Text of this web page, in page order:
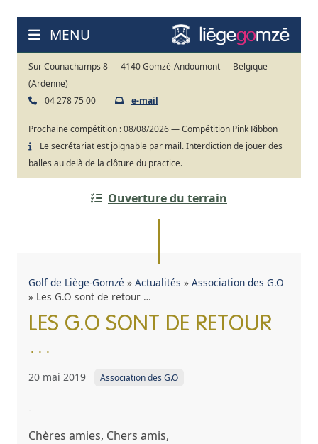
contenu
MENU
Sur Counachamps 8 — 4140 Gomzé-Andoumont — Belgique
(Ardenne)
04 278 75 00
e-mail
Prochaine compétition :08/08/2026 — Compétition Pink Ribbon
Le secrétariat est joignable par mail. Interdiction de jouer des
balles au delà de la clôture du practice.
Ouverture du terrain
Golf de Liège-Gomzé » Actualités » Association des G.O
» Les G.O sont de retour …
LES G.O SONT DE RETOUR
…
20 mai 2019 Association des G.O
Chères amies, Chers amis,